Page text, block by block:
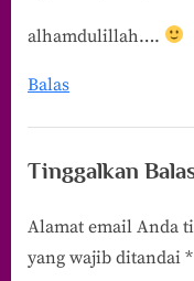
alhamdulillah….
Balas
Tinggalkan
Alamat email Anda
yang wajib ditandai *